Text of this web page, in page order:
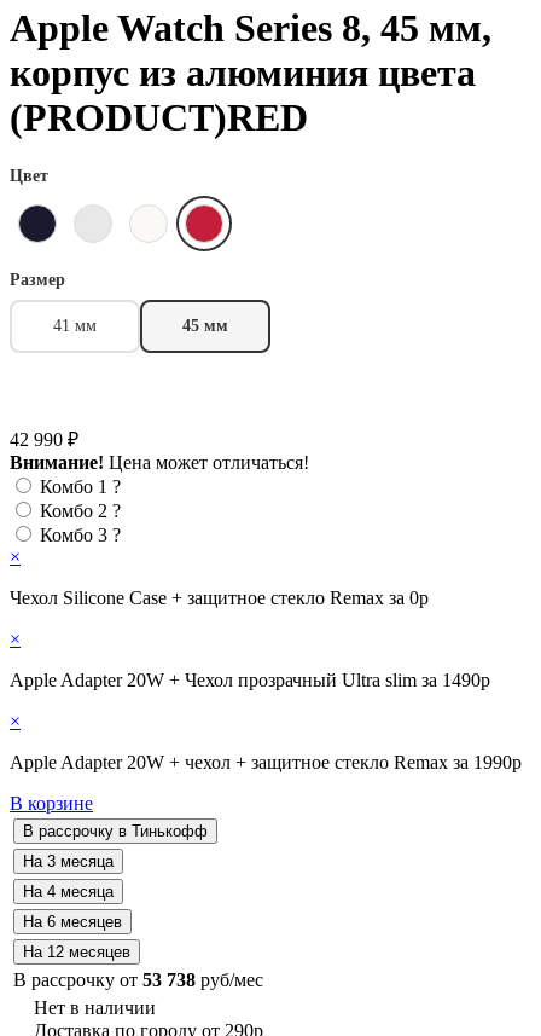
Apple Watch Series 8, 45 мм,
корпус из алюминия цвета
(PRODUCT)RED
Цвет
Размер
41 мм 45 мм
42 990 ₽
Внимание! Цена может отличаться!
Комбо 1 ?
Комбо 2 ?
Комбо 3 ?
×
Чехол Silicone Case + защитное стекло Remax за 0р
×
Apple Adapter 20W + Чехол прозрачный Ultra slim за 1490р
×
Apple Adapter 20W + чехол + защитное стекло Remax за 1990р
В корзине
В рассрочку от 53 738 руб/мес
Нет в наличии
Доставка по городу от 290р